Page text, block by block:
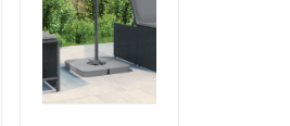
kruisvoet
parasol 100
kg PPQuick
View